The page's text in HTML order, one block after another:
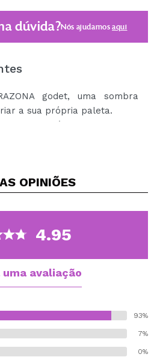
dúvida?Nós ajudamosaqui
godet, uma sombra
a sua própria paleta.
fáceis de aplicar e
a criar looks mais incríveis.
mate, metalizadas e
seus tons favoritos
sonhos.
marca CORAZONA.
OPINIÕES
4.95
uma avaliação
93%
7%
0%